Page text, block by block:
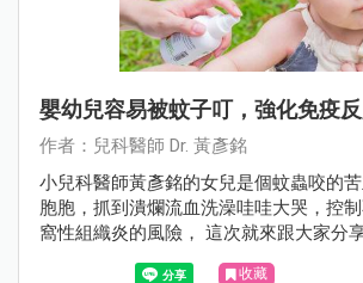
嬰幼兒容易被蚊子叮，強化免疫反
作者：兒科醫師 Dr. 黃彥銘
小兒科醫師黃彥銘的女兒是個蚊蟲咬的
胞胞，抓到潰爛流血洗澡哇哇大哭，控
窩性組織炎的風險， 這次就來跟大家分
收藏